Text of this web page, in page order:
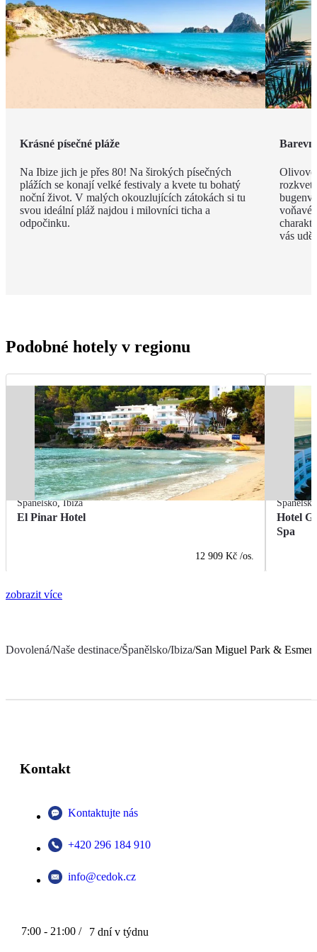
Krásné písečné pláže
Na Ibize jich je přes 80! Na širokých písečných
plážích se konají velké festivaly a kvete tu bohatý
noční život. V malých okouzlujících zátokách si tu
svou ideální pláž najdou i milovníci ticha a
odpočinku.
Olivové
voňavé
vás
Podobné hotely v regionu
Španělsko,Ibiza
El Pinar Hotel
12 909 Kč /os.
Španělsko
Hotel
Spa
zobrazit více
Dovolená/Naše destinace/Španělsko/Ibiza/San Miguel Park &
Kontakt
Kontaktujte nás
+420 296 184 910
info@cedok.cz
7:00 - 21:00 / 7 dní v týdnu